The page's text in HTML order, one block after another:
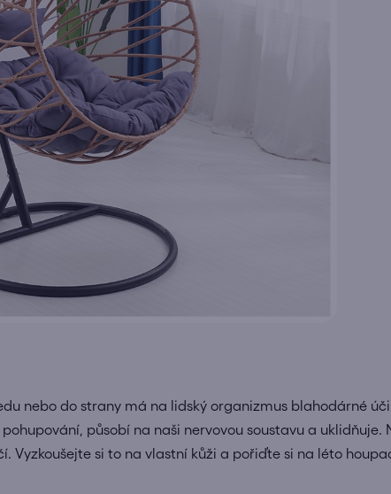
nebo do strany má na lidský organizmus blahodárné
působí na naši nervovou soustavu a
Vyzkoušejte si to na vlastní kůži a pořiďte si na léto